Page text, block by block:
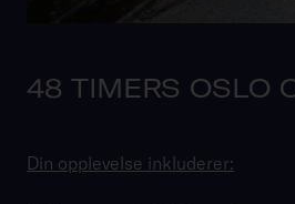
48 TIMERS OSLO
Din opplevelse inkluderer: